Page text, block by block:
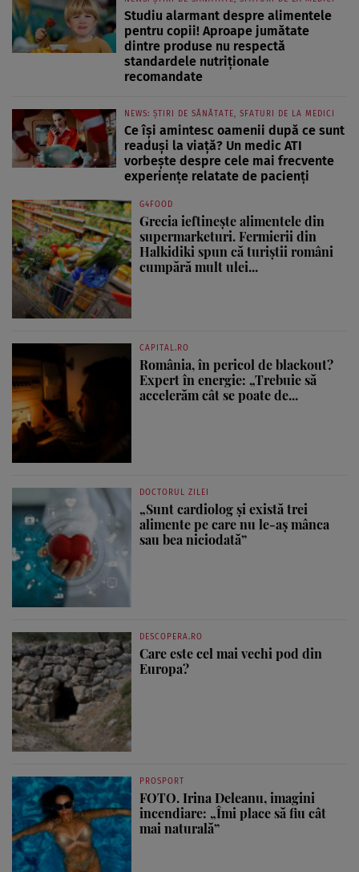
Studiu alarmant despre alimentele
pentru copii! Aproape jumătate
dintre produse nu respectă
standardele nutriționale
recomandate
NEWS: ȘTIRI DE SĂNĂTATE, SFATURI DE LA MEDICI
Ce își amintesc oamenii după ce sunt
readuși la viață? Un medic ATI
vorbește despre cele mai frecvente
experiențe relatate de pacienți
G4FOOD
Grecia ieftinește alimentele din
supermarketuri. Fermierii din
Halkidiki spun că turiștii români
cumpără mult ulei...
CAPITAL.RO
România, în pericol de blackout?
Expert în energie: „Trebuie să
accelerăm cât se poate de...
DOCTORUL ZILEI
„Sunt cardiolog și există trei
alimente pe care nu le-aș mânca
sau bea niciodată”
DESCOPERA.RO
Care este cel mai vechi pod din
Europa?
PROSPORT
FOTO. Irina Deleanu, imagini
incendiare: „Îmi place să fiu cât
mai naturală”